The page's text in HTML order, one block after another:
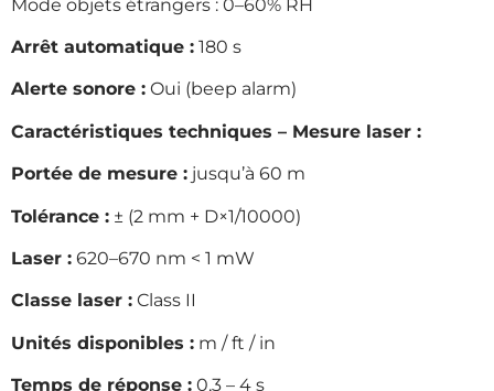
Mode objets étrangers : 0–60% RH
Arrêt automatique : 180 s
Alerte sonore : Oui (beep alarm)
Caractéristiques techniques – Mesure laser :
Portée de mesure : jusqu’à 60 m
Tolérance : ± (2 mm + D×1/10000)
Laser : 620–670 nm < 1 mW
Classe laser : Class II
Unités disponibles : m / ft / in
Temps de réponse : 0,3 – 4 s